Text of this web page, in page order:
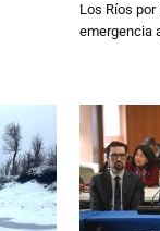
Los Ríos
emergencia